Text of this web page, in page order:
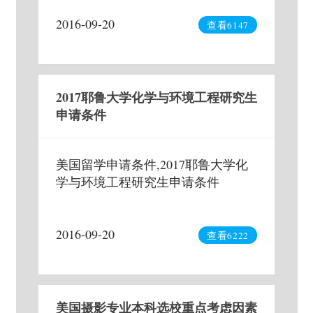
2016-09-20 查看6147
2017耶鲁大学化学与环境工程研究生
申请条件
美国留学申请条件,2017耶鲁大学化
学与环境工程研究生申请条件
2016-09-20 查看6222
美国摄影专业本科选校重点考虑因素